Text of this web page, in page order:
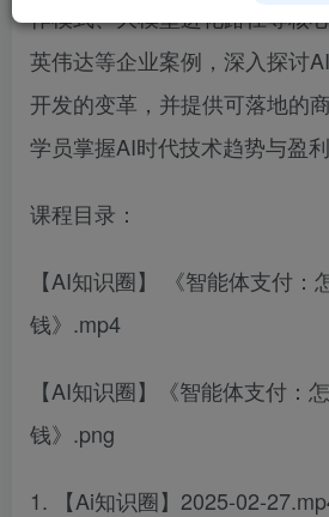
作模式、大模型进化路径等核
英伟达等企业案例，深入探讨
开发的变革，并提供可落地的
学员掌握AI时代技术趋势与盈利
课程目录：
【AI知识圈】 《智能体支付：
钱》.mp4
【AI知识圈】《智能体支付：
钱》.png
1. 【Ai知识圈】2025-02-